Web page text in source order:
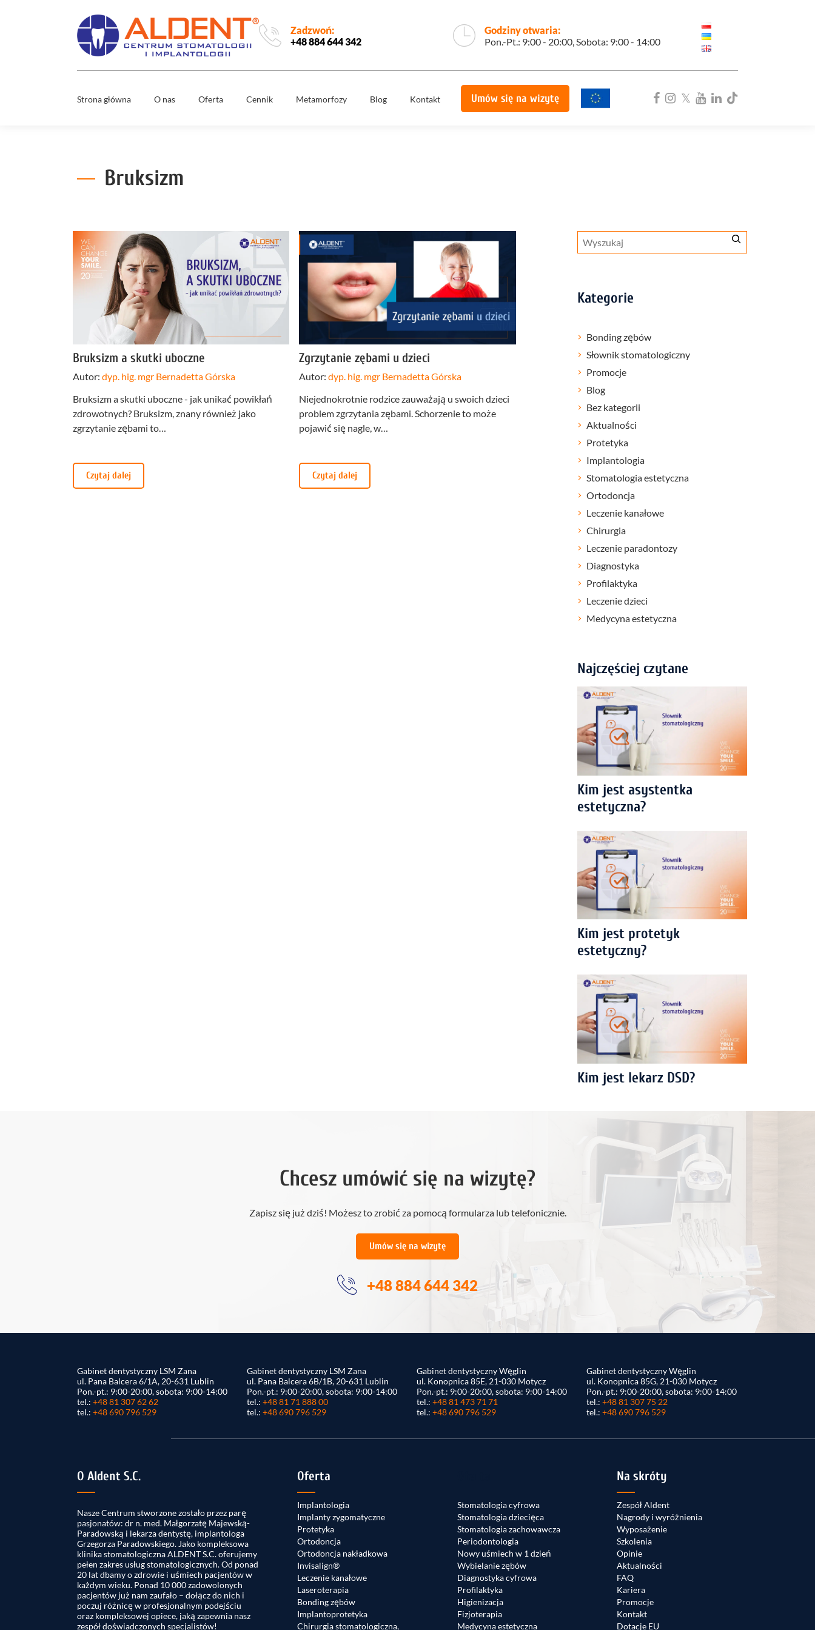
Zadzwoń:
+48 884 644 342
Godziny otwaria:
Pon.-Pt.: 9:00 - 20:00, Sobota: 9:00 - 14:00
Strona główna O nas Oferta
Diagnostyka
cyfrowa
Profilaktyka
Ortodoncja
nakładkowa –
Invisalign®
Stomatologia
cyfrowa
Leczenie
kanałowe
dziecięca
Fizjoterapia Laseroterapia
Stomatologia
estetyczna
Bonding
zębów
Leczenie
bruksizmu
Cennik Metamorfozy Blog Kontakt Umów się na wizytę
Bruksizm
Bruksizm a skutki uboczne
Autor: dyp. hig. mgr Bernadetta Górska
Bruksizm a skutki uboczne - jak unikać powikłań
zdrowotnych? Bruksizm, znany również jako
zgrzytanie zębami to…
Czytaj dalej
Zgrzytanie zębami u dzieci
Autor:dyp. hig. mgr Bernadetta Górska
Niejednokrotnie rodzice zauważają u swoich dzieci
problem zgrzytania zębami. Schorzenie to może
pojawić się nagle, w…
Czytaj dalej
Kategorie
Bonding zębów
Słownik stomatologiczny
Promocje
Blog
Bez kategorii
Aktualności
Protetyka
Implantologia
Stomatologia estetyczna
Ortodoncja
Leczenie kanałowe
Chirurgia
Leczenie paradontozy
Diagnostyka
Profilaktyka
Leczenie dzieci
Medycyna estetyczna
Najczęściej czytane
Kim jest asystentka
estetyczna?
Kim jest protetyk
estetyczny?
Kim jest lekarz DSD?
Chcesz umówić się na wizytę?
Zapisz się już dziś! Możesz to zrobić za pomocą formularza lub telefonicznie.
Umów się na wizytę
+48 884 644 342
Gabinet dentystyczny LSM Zana
ul. Pana Balcera 6/1A, 20-631 Lublin
Pon.-pt.: 9:00-20:00, sobota: 9:00-14:00
tel.: +48 81 307 62 62
tel.: +48 690 796 529
Gabinet dentystyczny LSM Zana
ul. Pana Balcera 6B/1B, 20-631 Lublin
Pon.-pt.: 9:00-20:00, sobota: 9:00-14:00
tel.: +48 81 71 888 00
tel.: +48 690 796 529
Gabinet dentystyczny Węglin
ul. Konopnica 85E, 21-030 Motycz
Pon.-pt.: 9:00-20:00, sobota: 9:00-14:00
tel.: +48 81 473 71 71
tel.: +48 690 796 529
Gabinet dentystyczny Węglin
ul. Konopnica 85G, 21-030 Motycz
Pon.-pt.: 9:00-20:00, sobota: 9:00-14:00
tel.: +48 81 307 75 22
tel.: +48 690 796 529
O Aldent S.C.
Nasze Centrum stworzone zostało przez parę
pasjonatów: dr n. med. Małgorzatę Majewską-
Paradowską i lekarza dentystę, implantologa
Grzegorza Paradowskiego. Jako kompleksowa
klinika stomatologiczna ALDENT S.C. oferujemy
pełen zakres usług stomatologicznych. Od ponad
20 lat dbamy o zdrowie i uśmiech pacjentów w
każdym wieku. Ponad 10 000 zadowolonych
pacjentów już nam zaufało – dołącz do nich i
poczuj różnicę w profesjonalnym podejściu
oraz kompleksowej opiece, jaką zapewnia nasz
zespół doświadczonych specjalistów!
Oferta
Implantologia
Implanty zygomatyczne
Protetyka
Ortodoncja
Ortodoncja nakładkowa
Invisalign®
Leczenie kanałowe
Laseroterapia
Bonding zębów
Implantoprotetyka
Chirurgia stomatologiczna,
Stomatologia cyfrowa
Stomatologia dziecięca
Stomatologia zachowawcza
Periodontologia
Nowy uśmiech w 1 dzień
Wybielanie zębów
Diagnostyka cyfrowa
Profilaktyka
Higienizacja
Fizjoterapia
Medycyna estetyczna
Na skróty
Zespół Aldent
Nagrody i wyróżnienia
Wyposażenie
Szkolenia
Opinie
Aktualności
FAQ
Kariera
Promocje
Kontakt
Dotacje EU